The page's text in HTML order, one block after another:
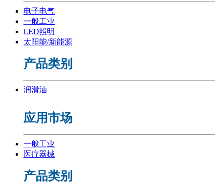
电子电气
一般工业
LED照明
太阳能/新能源
产品类别
润滑油
应用市场
一般工业
医疗器械
产品类别